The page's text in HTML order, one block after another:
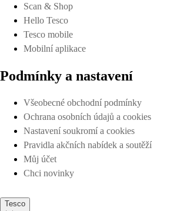
Scan & Shop
Hello Tesco
Tesco mobile
Mobilní aplikace
Podmínky a nastavení
Všeobecné obchodní podmínky
Ochrana osobních údajů a cookies
Nastavení soukromí a cookies
Pravidla akčních nabídek a soutěží
Můj účet
Chci novinky
Tesco